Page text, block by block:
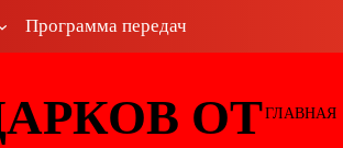
Программа передач
ГЛАВНАЯ
ОТ